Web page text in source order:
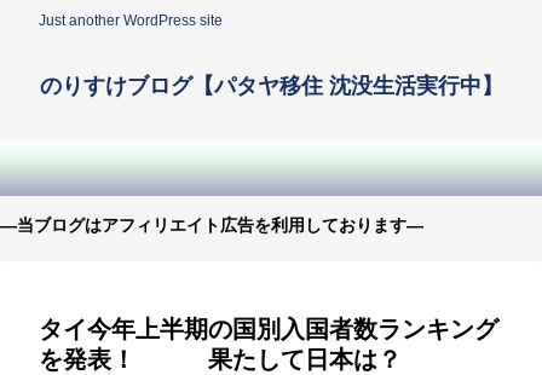
Just another WordPress site
のりすけブログ【パタヤ移住 沈没生活実行中】
—当ブログはアフィリエイト広告を利用しております—
タイ今年上半期の国別入国者数ランキング
を発表！ 果たして日本は？